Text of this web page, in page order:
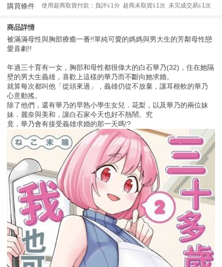
購買條件 使用超商取貨付款：負評≦1分 超商未取貨≦1次 未完成交易≦1次
商品詳情
被滿滿母性與胸部療癒一番!!單純可愛的媽媽與男大生的芳鄰母性戀
愛喜劇!!
年過三十育有一女，胸部和母性都很偉大的白石華乃(32)，住在她隔
壁的男大生義雄，喜歡上這樣的華乃而不斷向她求婚。
就算每次都叫他「從頭來過」，義雄仍從不放棄，讓耳根軟的華乃
心意動搖。
除了他們，還有華乃的早熟小學生女兒．花梨，以及華乃的兩位妹
妹．麗奈與美和，讓白石家今天也好不熱鬧。究
竟，華乃會有接受義雄求婚的那一天嗎!?